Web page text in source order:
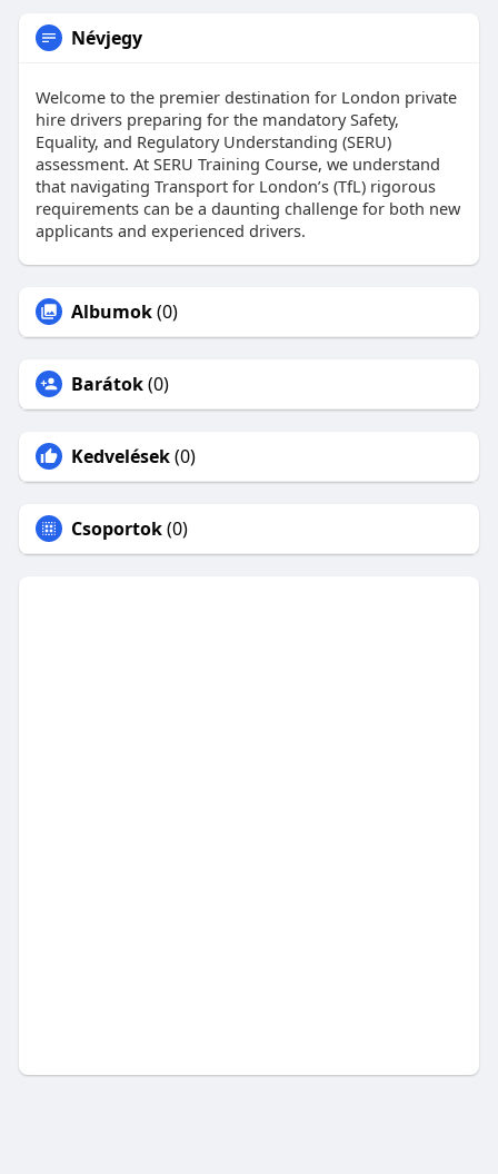
Névjegy
Welcome to the premier destination for London private
hire drivers preparing for the mandatory Safety,
Equality, and Regulatory Understanding (SERU)
assessment. At SERU Training Course, we understand
that navigating Transport for London’s (TfL) rigorous
requirements can be a daunting challenge for both new
applicants and experienced drivers.
Albumok(0)
Barátok(0)
Kedvelések(0)
Csoportok(0)